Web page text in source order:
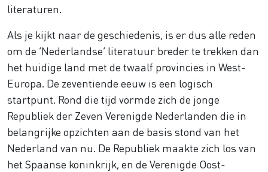
literaturen.
Als je kijkt naar de geschiedenis, is er dus alle reden
om de ‘Nederlandse’ literatuur breder te trekken dan
het huidige land met de twaalf provincies in West-
Europa. De zeventiende eeuw is een logisch
startpunt. Rond die tijd vormde zich de jonge
Republiek der Zeven Verenigde Nederlanden die in
belangrijke opzichten aan de basis stond van het
Nederland van nu. De Republiek maakte zich los van
het Spaanse koninkrijk, en de Verenigde Oost-